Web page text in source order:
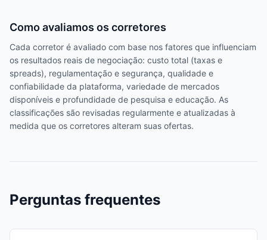
Como avaliamos os corretores
Cada corretor é avaliado com base nos fatores que influenciam
os resultados reais de negociação: custo total (taxas e
spreads), regulamentação e segurança, qualidade e
confiabilidade da plataforma, variedade de mercados
disponíveis e profundidade de pesquisa e educação. As
classificações são revisadas regularmente e atualizadas à
medida que os corretores alteram suas ofertas.
Perguntas frequentes